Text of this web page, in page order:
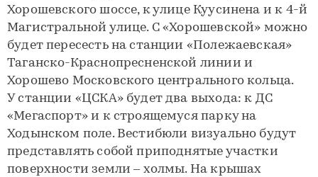
Хорошевского шоссе, к улице Куусинена и к 4-й
Магистральной улице. С «Хорошевской» можно
будет пересесть на станции «Полежаевская»
Таганско-Краснопресненской линии и
Хорошево Московского центрального кольца.
У станции «ЦСКА» будет два выхода: к ДС
«Мегаспорт» и к строящемуся парку на
Ходынском поле. Вестибюли визуально будут
представлять собой приподнятые участки
поверхности земли – холмы. На крышах